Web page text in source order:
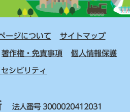
ージについて サイトマップ
著作権・免責事項 個人情報保護
シビリティ
法人番号 3000020412031